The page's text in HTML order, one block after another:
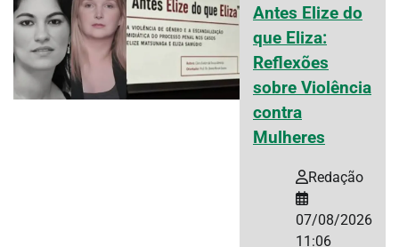
Antes Elize do
que Eliza:
Reflexões
sobre Violência
contra
Mulheres
Redação
07/08/2026
11:06